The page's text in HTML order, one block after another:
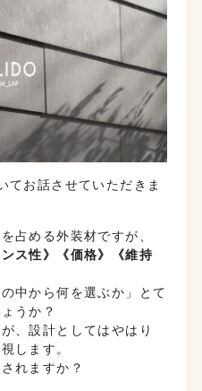
てお話させていただきま
ス性》《価格》《維持
中から何を選ぶか」とて
うか？
、設計としてはやはり
します。
れますか？